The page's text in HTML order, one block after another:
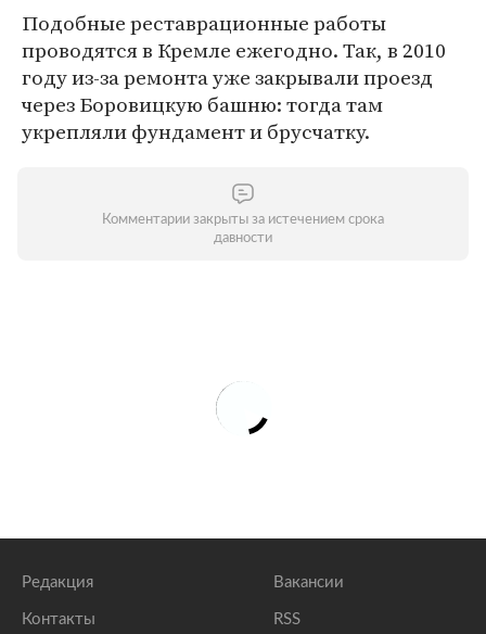
Подобные реставрационные работы
проводятся в Кремле ежегодно. Так, в 2010
году из-за ремонта уже закрывали проезд
через Боровицкую башню: тогда там
укрепляли фундамент и брусчатку.
Комментарии закрыты за истечением срока
давности
Редакция
Контакты
Вакансии
RSS